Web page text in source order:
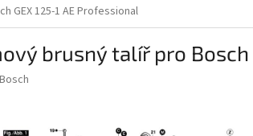
GEX 125-1 AE Professional
brusný talíř pro Bosch
Bosch